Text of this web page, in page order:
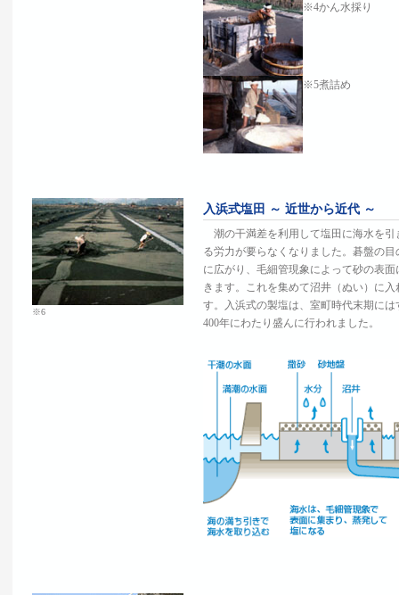
※4かん水採り
※5煮詰め
※6
入浜式塩田 ～ 近世から近代 ～
潮の干満差を利用して塩田に海水を
る労力が要らなくなりました。碁盤の
に広がり、毛細管現象によって砂の表
きます。これを集めて沼井（ぬい）に
す。入浜式の製塩は、室町時代末期に
400年にわたり盛んに行われました。